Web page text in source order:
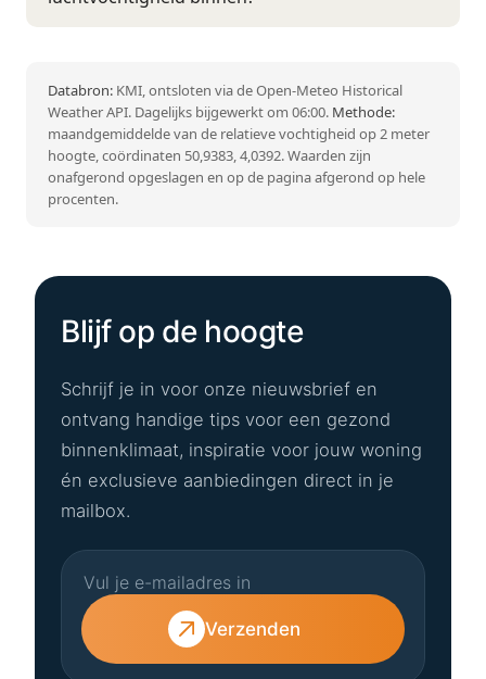
Databron: KMI, ontsloten via de Open-Meteo Historical
Weather API. Dagelijks bijgewerkt om 06:00. Methode:
maandgemiddelde van de relatieve vochtigheid op 2 meter
hoogte, coördinaten 50,9383, 4,0392. Waarden zijn
onafgerond opgeslagen en op de pagina afgerond op hele
procenten.
Blijf op de hoogte
Schrijf je in voor onze nieuwsbrief en
ontvang handige tips voor een gezond
binnenklimaat, inspiratie voor jouw woning
én exclusieve aanbiedingen direct in je
mailbox.
Verzenden